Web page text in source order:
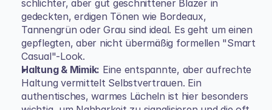
schlichter, aber gut geschnittener Blazer in
gedeckten, erdigen Tönen wie Bordeaux,
Tannengrün oder Grau sind ideal. Es geht um einen
gepflegten, aber nicht übermäßig formellen "Smart
Casual"-Look.
Haltung & Mimik: Eine entspannte, aber aufrechte
Haltung vermittelt Selbstvertrauen. Ein
authentisches, warmes Lächeln ist hier besonders